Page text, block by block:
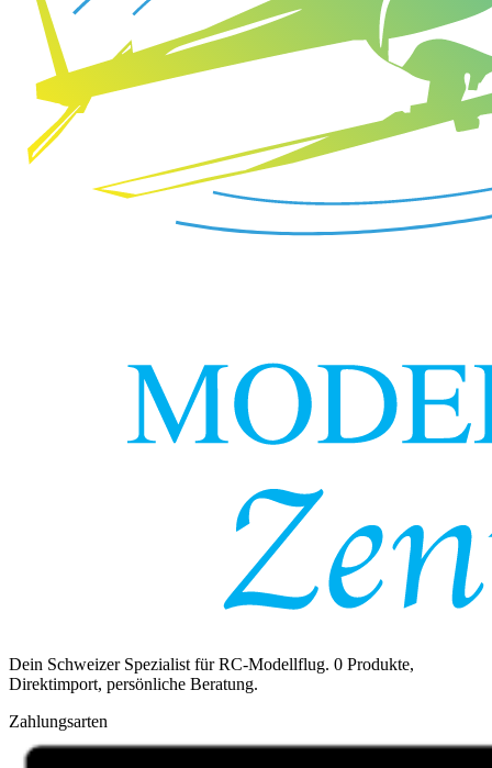
Dein Schweizer Spezialist für RC-Modellflug. 0 Produkte,
Direktimport, persönliche Beratung.
Zahlungsarten